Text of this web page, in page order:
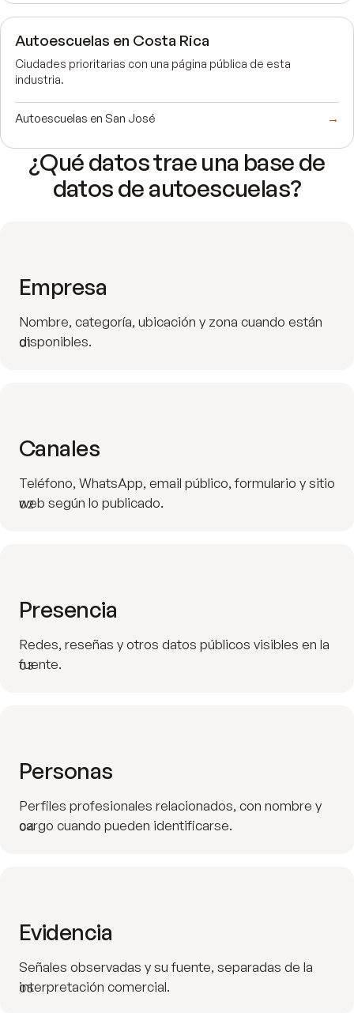
Autoescuelas en Costa Rica
Ciudades prioritarias con una página pública de esta
industria.
Autoescuelas en San José →
¿Qué datos trae una base de
datos de autoescuelas?
01
Empresa
Nombre, categoría, ubicación y zona cuando están
disponibles.
02
Canales
Teléfono, WhatsApp, email público, formulario y sitio
web según lo publicado.
03
Presencia
Redes, reseñas y otros datos públicos visibles en la
fuente.
04
Personas
Perfiles profesionales relacionados, con nombre y
cargo cuando pueden identificarse.
05
Evidencia
Señales observadas y su fuente, separadas de la
interpretación comercial.